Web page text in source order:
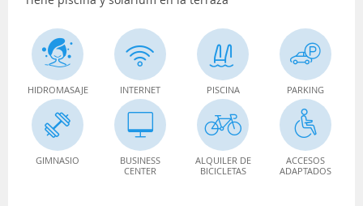
HIDROMASAJE INTERNET PISCINA PARKING
GIMNASIO
BUSINESS
CENTER
ALQUILER DE
BICICLETAS
ACCESOS
ADAPTADOS